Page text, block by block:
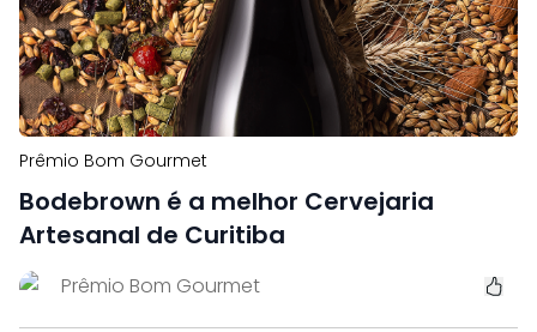
Prêmio Bom Gourmet
Bodebrown é a melhor Cervejaria
Artesanal de Curitiba
Prêmio Bom Gourmet